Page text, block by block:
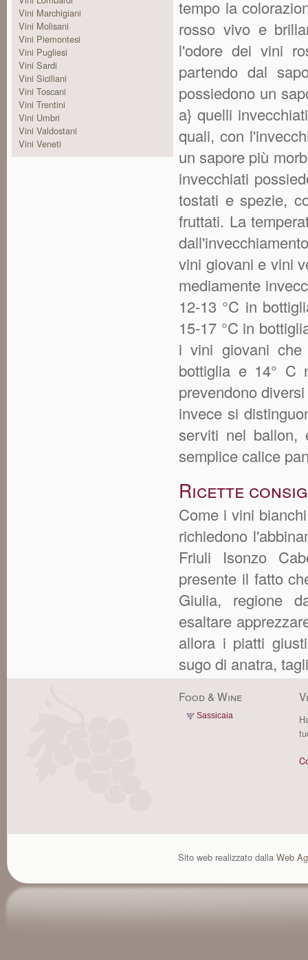
Vini Marchigiani
Vini Molisani
Vini Piemontesi
Vini Pugliesi
Vini Sardi
Vini Siciliani
Vini Toscani
Vini Trentini
Vini Umbri
Vini Valdostani
Vini Veneti
tempo la
rosso vivo e
l'odore dei vini
partendo dal
possiedono un
a} quelli
quali, con
un sapore più
invecchiati
tostati e spezie,
fruttati. La
vini giovani e vini
mediamente
12-13 °C in
15-17 °C in
i vini giovani che
bottiglia e 14° C
prevendono
invece si
serviti nel ballon,
semplice calice
Ricette
Come i vini
richiedono
Friuli Isonzo
presente il fatto
Giulia, regione
esaltare
allora i piatti
sugo di anatra,
Food & Wine
Sassicaia
Sito web realizzato dalla Web